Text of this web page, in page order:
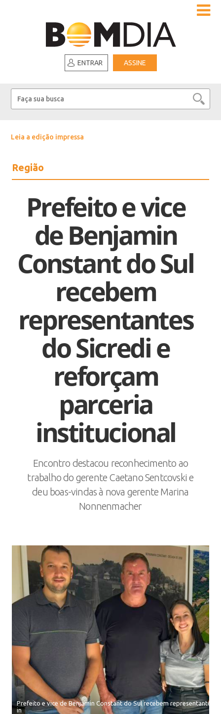
ENTRAR ASSINE
Leia a edição impressa
Região
Prefeito e vice
de Benjamin
Constant do Sul
recebem
representantes
do Sicredi e
reforçam
parceria
institucional
Encontro destacou reconhecimento ao
trabalho do gerente Caetano Sentcovski e
deu boas-vindas à nova gerente Marina
Nonnenmacher
Prefeito e vice de Benjamin Constant do Sul recebem representantes
in